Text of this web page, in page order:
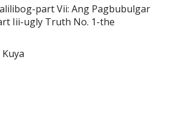
part Vii: Ang Pagbubulgar
Iii-ugly Truth No. 1-the
Kuya